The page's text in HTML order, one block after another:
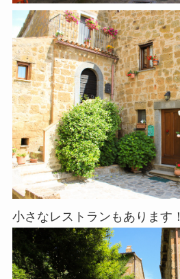
小さなレストランもあります！